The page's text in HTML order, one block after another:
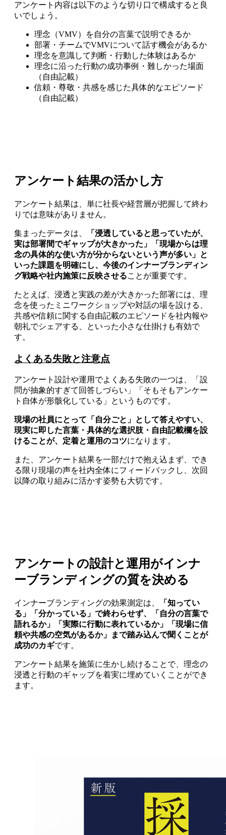
アンケート内容は以下のような切り口で構成すると良
いでしょう。
理念（VMV）を自分の言葉で説明できるか
部署・チームでVMVについて話す機会があるか
理念を意識して判断・行動した体験はあるか
理念に沿った行動の成功事例・難しかった場面
（自由記載）
信頼・尊敬・共感を感じた具体的なエピソード
（自由記載）
アンケート結果の活かし方
アンケート結果は、単に社長や経営層が把握して終わ
りでは意味がありません。
集まったデータは、
「浸透していると思っていたが、
実は部署間でギャップが大きかった」「現場からは理
念の具体的な使い方が分からないという声が多い」と
いった課題を明確にし、今後のインナーブランディン
グ戦略や社内施策に反映させることが重要です。
たとえば、浸透と実践の差が大きかった部署には、理
念を使ったミニワークショップや対話の場を設ける、
共感や信頼に関する自由記載のエピソードを社内報や
朝礼でシェアする、といった小さな仕掛けも有効で
す。
よくある失敗と注意点
アンケート設計や運用でよくある失敗の一つは、「設
問が抽象的すぎて回答しづらい」「そもそもアンケー
ト自体が形骸化している」というものです。
現場の社員にとって「自分ごと」として答えやすい、
現実に即した言葉・具体的な選択肢・自由記載欄を設
けることが、定着と運用のコツになります。
また、アンケート結果を一部だけで抱え込まず、でき
る限り現場の声を社内全体にフィードバックし、次回
以降の取り組みに活かす姿勢も大切です。
アンケートの設計と運用がインナ
ーブランディングの質を決める
インナーブランディングの効果測定は、
「知ってい
る」「分かっている」で終わらせず、「自分の言葉で
語れるか」「実際に行動に表れているか」「現場に信
頼や共感の空気があるか」まで踏み込んで聞くことが
成功のカギです。
アンケート結果を施策に生かし続けることで、理念の
浸透と行動のギャップを着実に埋めていくことができ
ます。